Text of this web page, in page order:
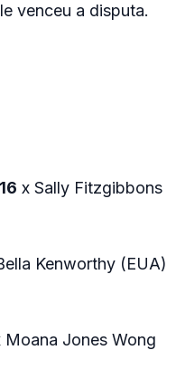
venceu a disputa.
x Sally Fitzgibbons
Kenworthy (EUA)
Moana Jones Wong